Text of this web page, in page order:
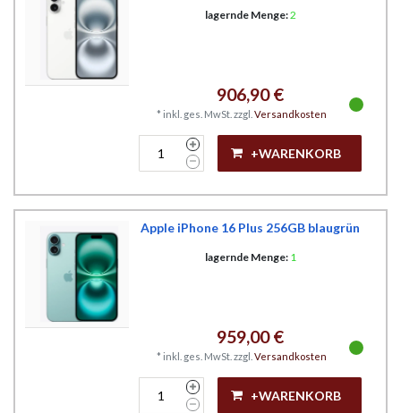
lagernde Menge:2
906,90 €
* inkl. ges. MwSt. zzgl. Versandkosten
+WARENKORB
Apple iPhone 16 Plus 256GB blaugrün
lagernde Menge: 1
959,00 €
* inkl. ges. MwSt. zzgl. Versandkosten
+WARENKORB